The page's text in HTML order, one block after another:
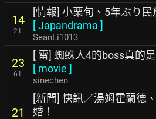
14
21
[情報] 小栗旬、5年ぶり
[Japandrama ]
SeanLi1013
23
61
[ 雷] 蜘蛛人4的boss真的
[ movie ]
sinechen
21
[新聞] 快訊／湯姆霍蘭德
婚！